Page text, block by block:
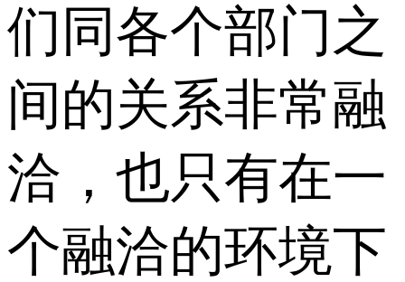
们同各个部门之
间的关系非常融
洽，也只有在一
个融洽的环境下